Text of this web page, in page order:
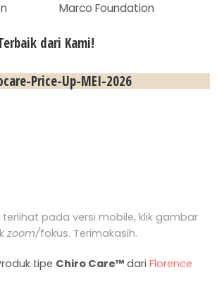
Marco Foundation
dari Kami!
pada versi mobile, klik gambar
zoom/fokus. Terimakasih.
tipe Chiro Care™ dari Florence